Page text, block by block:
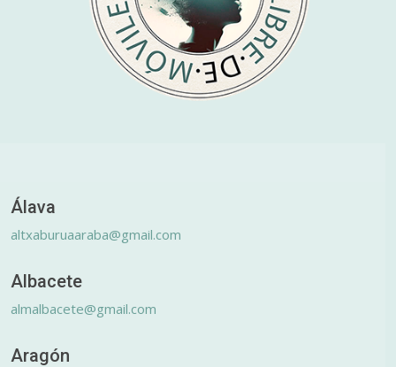
Álava
altxaburuaaraba@gmail.com
Albacete
almalbacete@gmail.com
Aragón